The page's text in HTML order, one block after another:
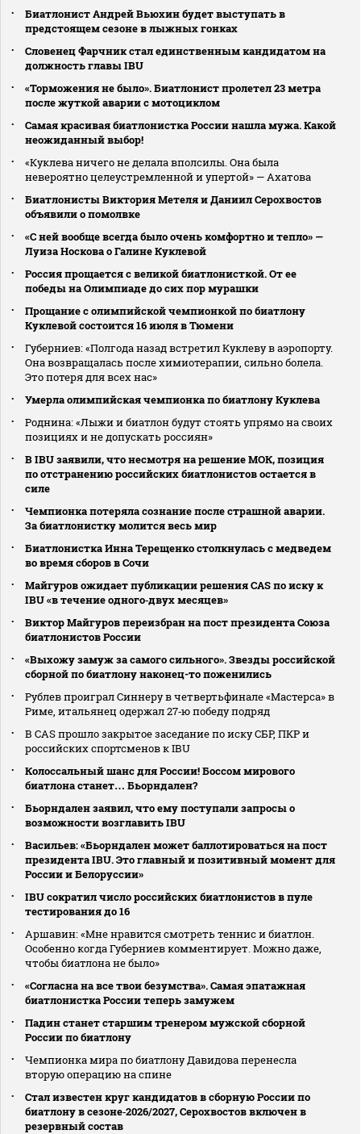
Биатлонист Андрей Вьюхин будет выступать в
предстоящем сезоне в лыжных гонках
Словенец Фарчник стал единственным кандидатом на
должность главы IBU
«Торможения не было». Биатлонист пролетел 23 метра
после жуткой аварии с мотоциклом
Самая красивая биатлонистка России нашла мужа. Какой
неожиданный выбор!
«Куклева ничего не делала вполсилы. Она была
невероятно целеустремленной и упертой» — Ахатова
Биатлонисты Виктория Метеля и Даниил Серохвостов
объявили о помолвке
«С ней вообще всегда было очень комфортно и тепло» —
Луиза Носкова о Галине Куклевой
Россия прощается с великой биатлонисткой. От ее
победы на Олимпиаде до сих пор мурашки
Прощание с олимпийской чемпионкой по биатлону
Куклевой состоится 16 июля в Тюмени
Губерниев: «Полгода назад встретил Куклеву в аэропорту.
Она возвращалась после химиотерапии, сильно болела.
Это потеря для всех нас»
Умерла олимпийская чемпионка по биатлону Куклева
Роднина: «Лыжи и биатлон будут стоять упрямо на своих
позициях и не допускать россиян»
В IBU заявили, что несмотря на решение МОК, позиция
по отстранению российских биатлонистов остается в
силе
Чемпионка потеряла сознание после страшной аварии.
За биатлонистку молится весь мир
Биатлонистка Инна Терещенко столкнулась с медведем
во время сборов в Сочи
Майгуров ожидает публикации решения CAS по иску к
IBU «в течение одного‑двух месяцев»
Виктор Майгуров переизбран на пост президента Союза
биатлонистов России
«Выхожу замуж за самого сильного». Звезды российской
сборной по биатлону наконец-то поженились
Рублев проиграл Синнеру в четвертьфинале «Мастерса» в
Риме, итальянец одержал 27‑ю победу подряд
В CAS прошло закрытое заседание по иску СБР, ПКР и
российских спортсменов к IBU
Колоссальный шанс для России! Боссом мирового
биатлона станет… Бьорндален?
Бьорндален заявил, что ему поступали запросы о
возможности возглавить IBU
Васильев: «Бьорндален может баллотироваться на пост
президента IBU. Это главный и позитивный момент для
России и Белоруссии»
IBU сократил число российских биатлонистов в пуле
тестирования до 16
Аршавин: «Мне нравится смотреть теннис и биатлон.
Особенно когда Губерниев комментирует. Можно даже,
чтобы биатлона не было»
«Согласна на все твои безумства». Самая эпатажная
биатлонистка России теперь замужем
Падин станет старшим тренером мужской сборной
России по биатлону
Чемпионка мира по биатлону Давидова перенесла
вторую операцию на спине
Стал известен круг кандидатов в сборную России по
биатлону в сезоне‑2026/2027, Серохвостов включен в
резервный состав